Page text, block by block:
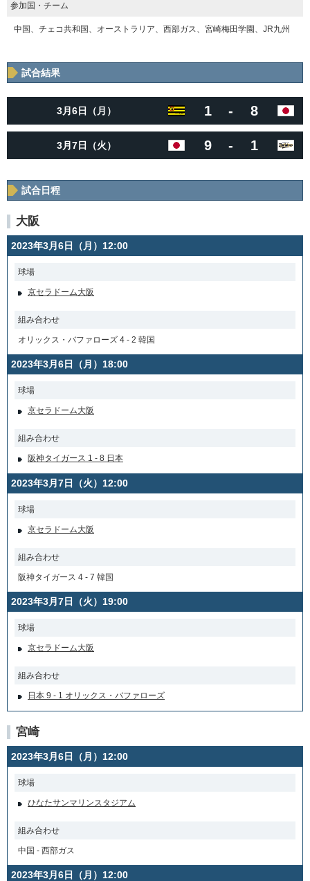
参加国・チーム
中国、チェコ共和国、オーストラリア、西部ガス、宮崎梅田学園、JR九州
試合結果
3月6日（月） 1 - 8
3月7日（火） 9 - 1
試合日程
大阪
2023年3月6日（月）12:00
球場
京セラドーム大阪
組み合わせ
オリックス・バファローズ 4 - 2 韓国
2023年3月6日（月）18:00
球場
京セラドーム大阪
組み合わせ
阪神タイガース 1 - 8 日本
2023年3月7日（火）12:00
球場
京セラドーム大阪
組み合わせ
阪神タイガース 4 - 7 韓国
2023年3月7日（火）19:00
球場
京セラドーム大阪
組み合わせ
日本 9 - 1 オリックス・バファローズ
宮崎
2023年3月6日（月）12:00
球場
ひなたサンマリンスタジアム
組み合わせ
中国 - 西部ガス
2023年3月6日（月）12:00